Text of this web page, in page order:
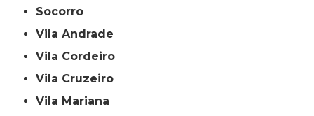
Socorro
Vila Andrade
Vila Cordeiro
Vila Cruzeiro
Vila Mariana